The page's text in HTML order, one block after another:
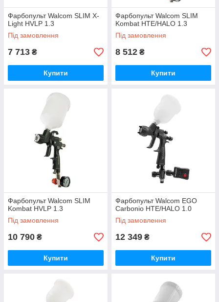
Фарбопульт Walcom SLIM X-
Light HVLP 1.3
Під замовлення
7 713 ₴
Купити
Фарбопульт Walcom SLIM
Kombat HTE/HALO 1.3
Під замовлення
8 512 ₴
Купити
Фарбопульт Walcom SLIM
Kombat HVLP 1.3
Під замовлення
10 790 ₴
Купити
Фарбопульт Walcom EGO
Carbonio HTE/HALO 1.0
Під замовлення
12 349 ₴
Купити